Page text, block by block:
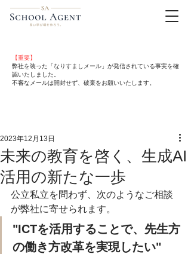
【重要】
弊社を装った「なりすましメール」が発信されている事実を確
認いたしました。
不審なメールは開封せず、破棄をお願いいたします。
未来の教育を啓く、生成AI
活用の新たな一歩
2023年12月13日
公立私立を問わず、次のようなご相談
が弊社に寄せられます。
"ICTを活用することで、先生方
の働き方改革を実現したい"